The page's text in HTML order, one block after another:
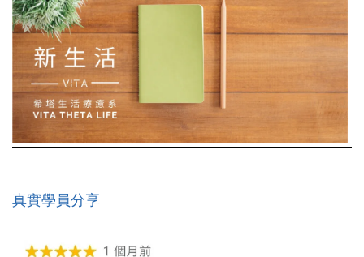
真實學員分享